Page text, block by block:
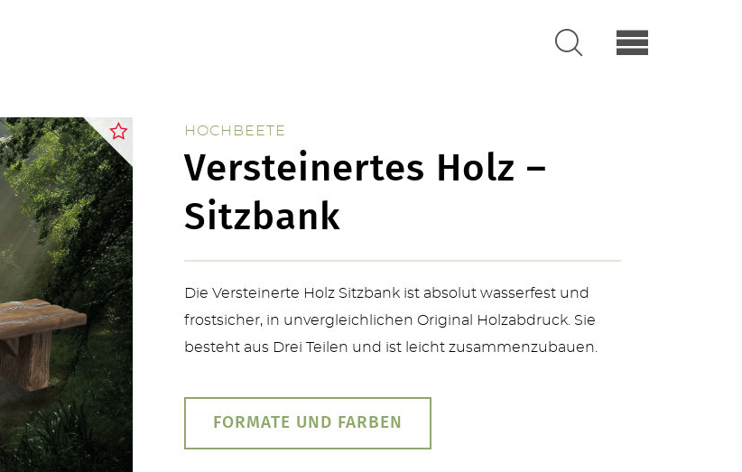
KONTAKT
SERVICE & NEUHEITEN
HOCHBEETE
Versteinertes Holz –
Sitzbank
Die Versteinerte Holz Sitzbank ist absolut wasserfest und
frostsicher, in unvergleichlichen Original Holzabdruck. Sie
besteht aus Drei Teilen und ist leicht zusammenzubauen.
FORMATE UND FARBEN